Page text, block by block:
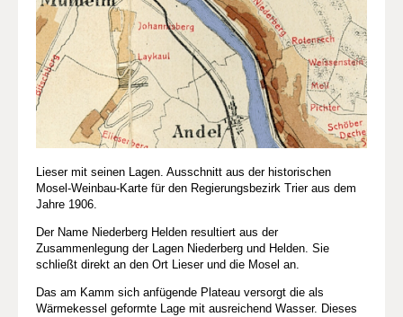
Lieser mit seinen Lagen. Ausschnitt aus der historischen
Mosel-Weinbau-Karte für den Regierungsbezirk Trier aus dem
Jahre 1906.
Der Name Niederberg Helden resultiert aus der
Zusammenlegung der Lagen Niederberg und Helden. Sie
schließt direkt an den Ort Lieser und die Mosel an.
Das am Kamm sich anfügende Plateau versorgt die als
Wärmekessel geformte Lage mit ausreichend Wasser. Dieses